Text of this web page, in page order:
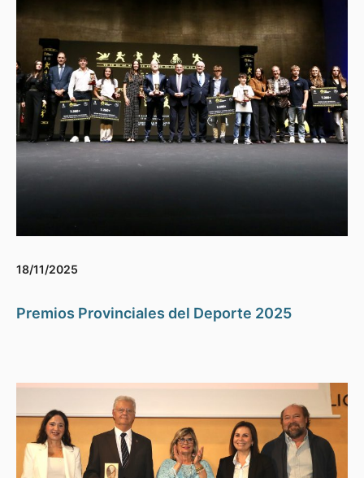
18/11/2025
Premios Provinciales del Deporte 2025